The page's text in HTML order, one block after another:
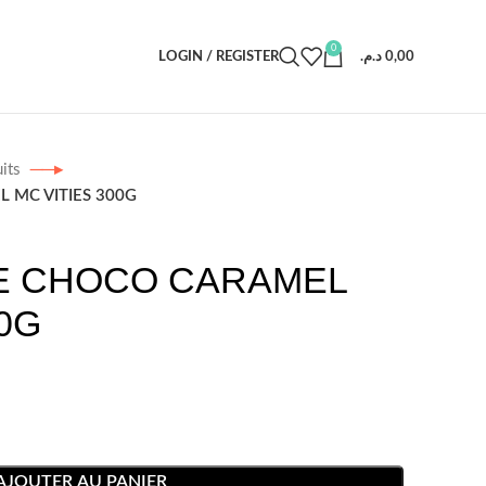
LOGIN / REGISTER
0
0,00 د.م.
MC VITIES 300G
CHOCO CARAMEL
AU PANIER